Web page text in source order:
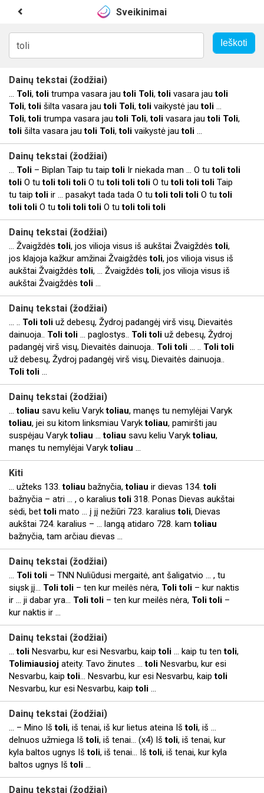
Sveikinimai
Dainų tekstai (žodžiai)
... Toli,toli trumpa vasara jautoli Toli,toli vasara jautoli
Toli,toli šilta vasara jautoli Toli,toli vaikystė jautoli ...
Toli,toli trumpa vasara jautoli Toli,toli vasara jautoli Toli,
toli šilta vasara jautoli Toli,toli vaikystė jautoli ...
Dainų tekstai (žodžiai)
... Toli – Biplan Taip tu taiptoli Ir niekada man ... O tutoli toli
toli O tutoli toli toli O tutoli toli toli O tutoli toli toli Taip
tu taiptoli ir ... pasakyt tada tada O tutoli toli toli O tutoli
toli toli O tutoli toli toli O tutoli toli toli
Dainų tekstai (žodžiai)
... Žvaigždėstoli, jos vilioja visus iš aukštai Žvaigždėstoli,
jos klajoja kažkur amžinai Žvaigždėstoli, jos vilioja visus iš
aukštai Žvaigždėstoli, ... Žvaigždėstoli, jos vilioja visus iš
aukštai Žvaigždėstoli ...
Dainų tekstai (žodžiai)
... .. Toli toli už debesų, Žydroj padangėj virš visų, Dievaitės
dainuoja.. Toli toli ... paglostys.. Toli toli už debesų, Žydroj
padangėj virš visų, Dievaitės dainuoja.. Toli toli ... .. Toli toli
už debesų, Žydroj padangėj virš visų, Dievaitės dainuoja..
Toli toli ...
Dainų tekstai (žodžiai)
...toliau savu keliu Varyktoliau, manęs tu nemylėjai Varyk
toliau, jei su kitom linksmiau Varyktoliau, pamiršti jau
suspėjau Varyktoliau ...toliau savu keliu Varyktoliau,
manęs tu nemylėjai Varyktoliau ...
Kiti
... užteks 133.toliau bažnyčia,toliau ir dievas 134.toli
bažnyčia – atri ... , o karaliustoli 318. Ponas Dievas aukštai
sėdi, bettoli mato ... į jį nežiūri 723. karaliustoli, Dievas
aukštai 724. karalius – ... langą atidaro 728. kamtoliau
bažnyčia, tam arčiau dievas ...
Dainų tekstai (žodžiai)
... Toli toli – TNN Nuliūdusi mergaitė, ant šaligatvio ... , tu
siųsk jį… Toli toli – ten kur meilės nėra, Toli toli – kur naktis
ir ... ji dabar yra… Toli toli – ten kur meilės nėra, Toli toli –
kur naktis ir ...
Dainų tekstai (žodžiai)
...toli Nesvarbu, kur esi Nesvarbu, kaiptoli ... kaip tu tentoli,
Tolimiausioj ateity. Tavo žinutes ...toli Nesvarbu, kur esi
Nesvarbu, kaiptoli… Nesvarbu, kur esi Nesvarbu, kaiptoli
Nesvarbu, kur esi Nesvarbu, kaiptoli ...
Dainų tekstai (žodžiai)
... – Mino Ištoli, iš tenai, iš kur lietus ateina Ištoli, iš ...
delnuos užmiega Ištoli, iš tenai… (x4) Ištoli, iš tenai, kur
kyla baltos ugnys Ištoli, iš tenai… Ištoli, iš tenai, kur kyla
baltos ugnys Ištoli ...
Dainų tekstai (žodžiai)